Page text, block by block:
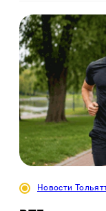
Новости